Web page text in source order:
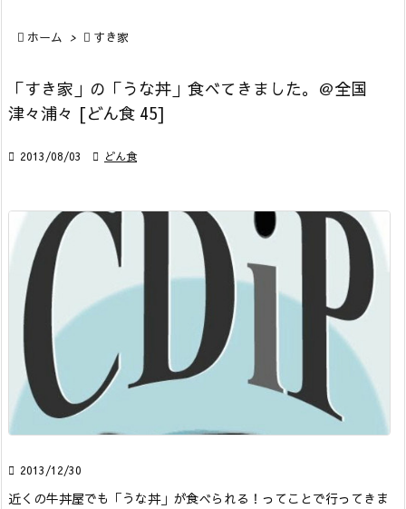
 ホーム >  すき家
「すき家」の「うな丼」食べてきました。＠全国
津々浦々 [どん食 45]
 2013/08/03  どん食
 2013/12/30
近くの牛丼屋でも「うな丼」が食べられる！ってことで行ってきま